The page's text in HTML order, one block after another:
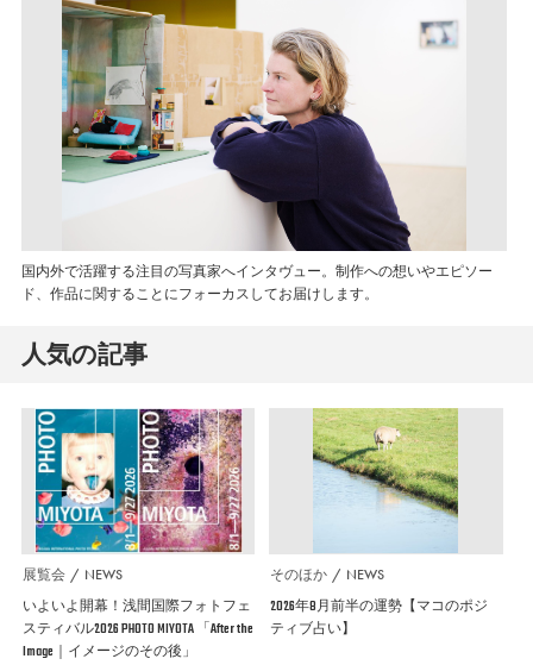
国内外で活躍する注目の写真家へインタヴュー。制作への想いやエピソー
ド、作品に関することにフォーカスしてお届けします。
人気の記事
展覧会 NEWS
いよいよ開幕！浅間国際フォトフェ
スティバル2026 PHOTO MIYOTA 「After the
Image｜イメージのその後」
そのほか NEWS
2026年8月前半の運勢【マコのポジ
ティブ占い】